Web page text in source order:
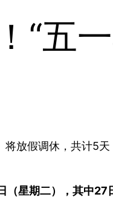
“五
放假调休，共计5
星期二），其中27